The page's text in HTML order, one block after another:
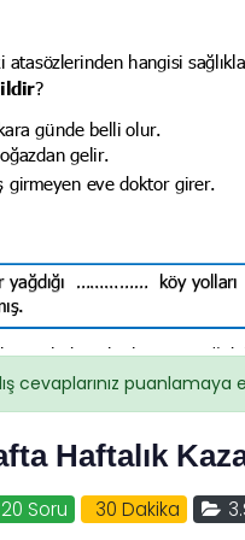
cevaplarınız puanlamaya
Haftalık
20 Soru 30 Dakika